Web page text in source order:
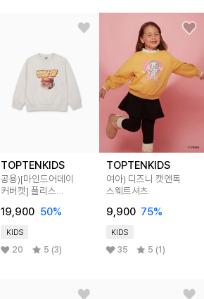
TOPTENKIDS
공용)[마인드어데이
커버캣] 플리스
19,900 50%
KIDS
20 5 (3)
TOPTENKIDS
여아) 디즈니 캣앤독
스웨트셔츠
9,900 75%
KIDS
35 5 (1)